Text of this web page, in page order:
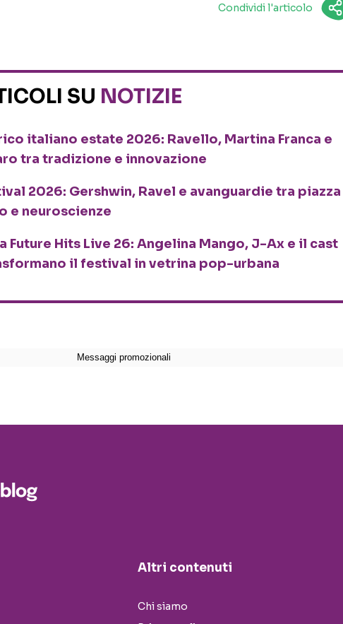
Condividi l'articolo
SU NOTIZIE
italiano estate 2026: Ravello, Martina Franca e
tra tradizione e innovazione
2026: Gershwin, Ravel e avanguardie tra piazza
e neuroscienze
Future Hits Live 26: Angelina Mango, J-Ax e il cast
il festival in vetrina pop-urbana
Altri contenuti
Chi siamo